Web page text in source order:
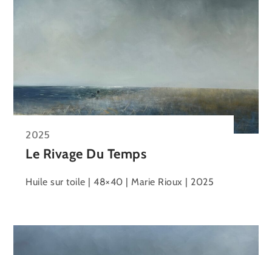
2025
Le Rivage Du Temps
Huile sur toile | 48×40 | Marie Rioux | 2025